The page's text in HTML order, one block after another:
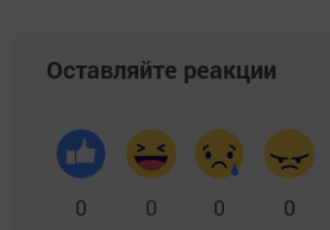
Оставляйте реакции
0 0 0 0